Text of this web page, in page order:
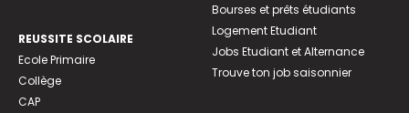
REUSSITE SCOLAIRE
Ecole Primaire
Collège
CAP
Bourses et prêts étudiants
Logement Etudiant
Jobs Etudiant et Alternance
Trouve ton job saisonnier